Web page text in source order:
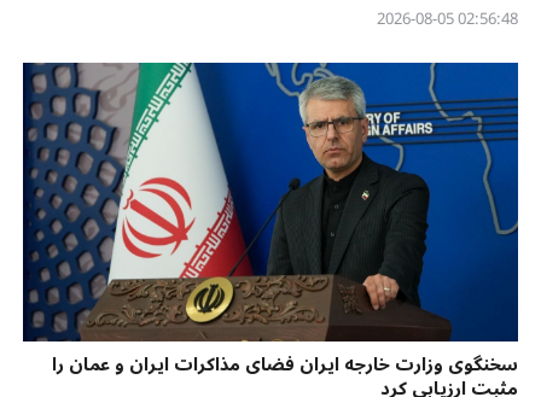
02:56:48 2026-08-05
سخنگوی وزارت خارجه ایران فضای مذاکرات ایران و عمان را
مثبت ارزیابی کرد